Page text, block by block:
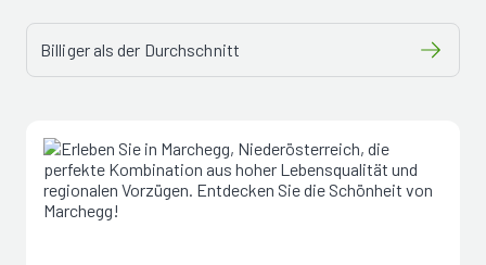
Billiger als der Durchschnitt